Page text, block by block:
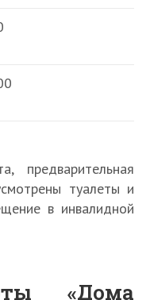
предварительная
туалеты и
в инвалидной
«Дома